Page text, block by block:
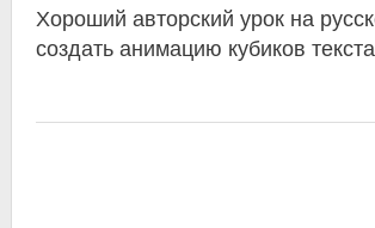
Хороший авторский урок на
создать анимацию кубиков